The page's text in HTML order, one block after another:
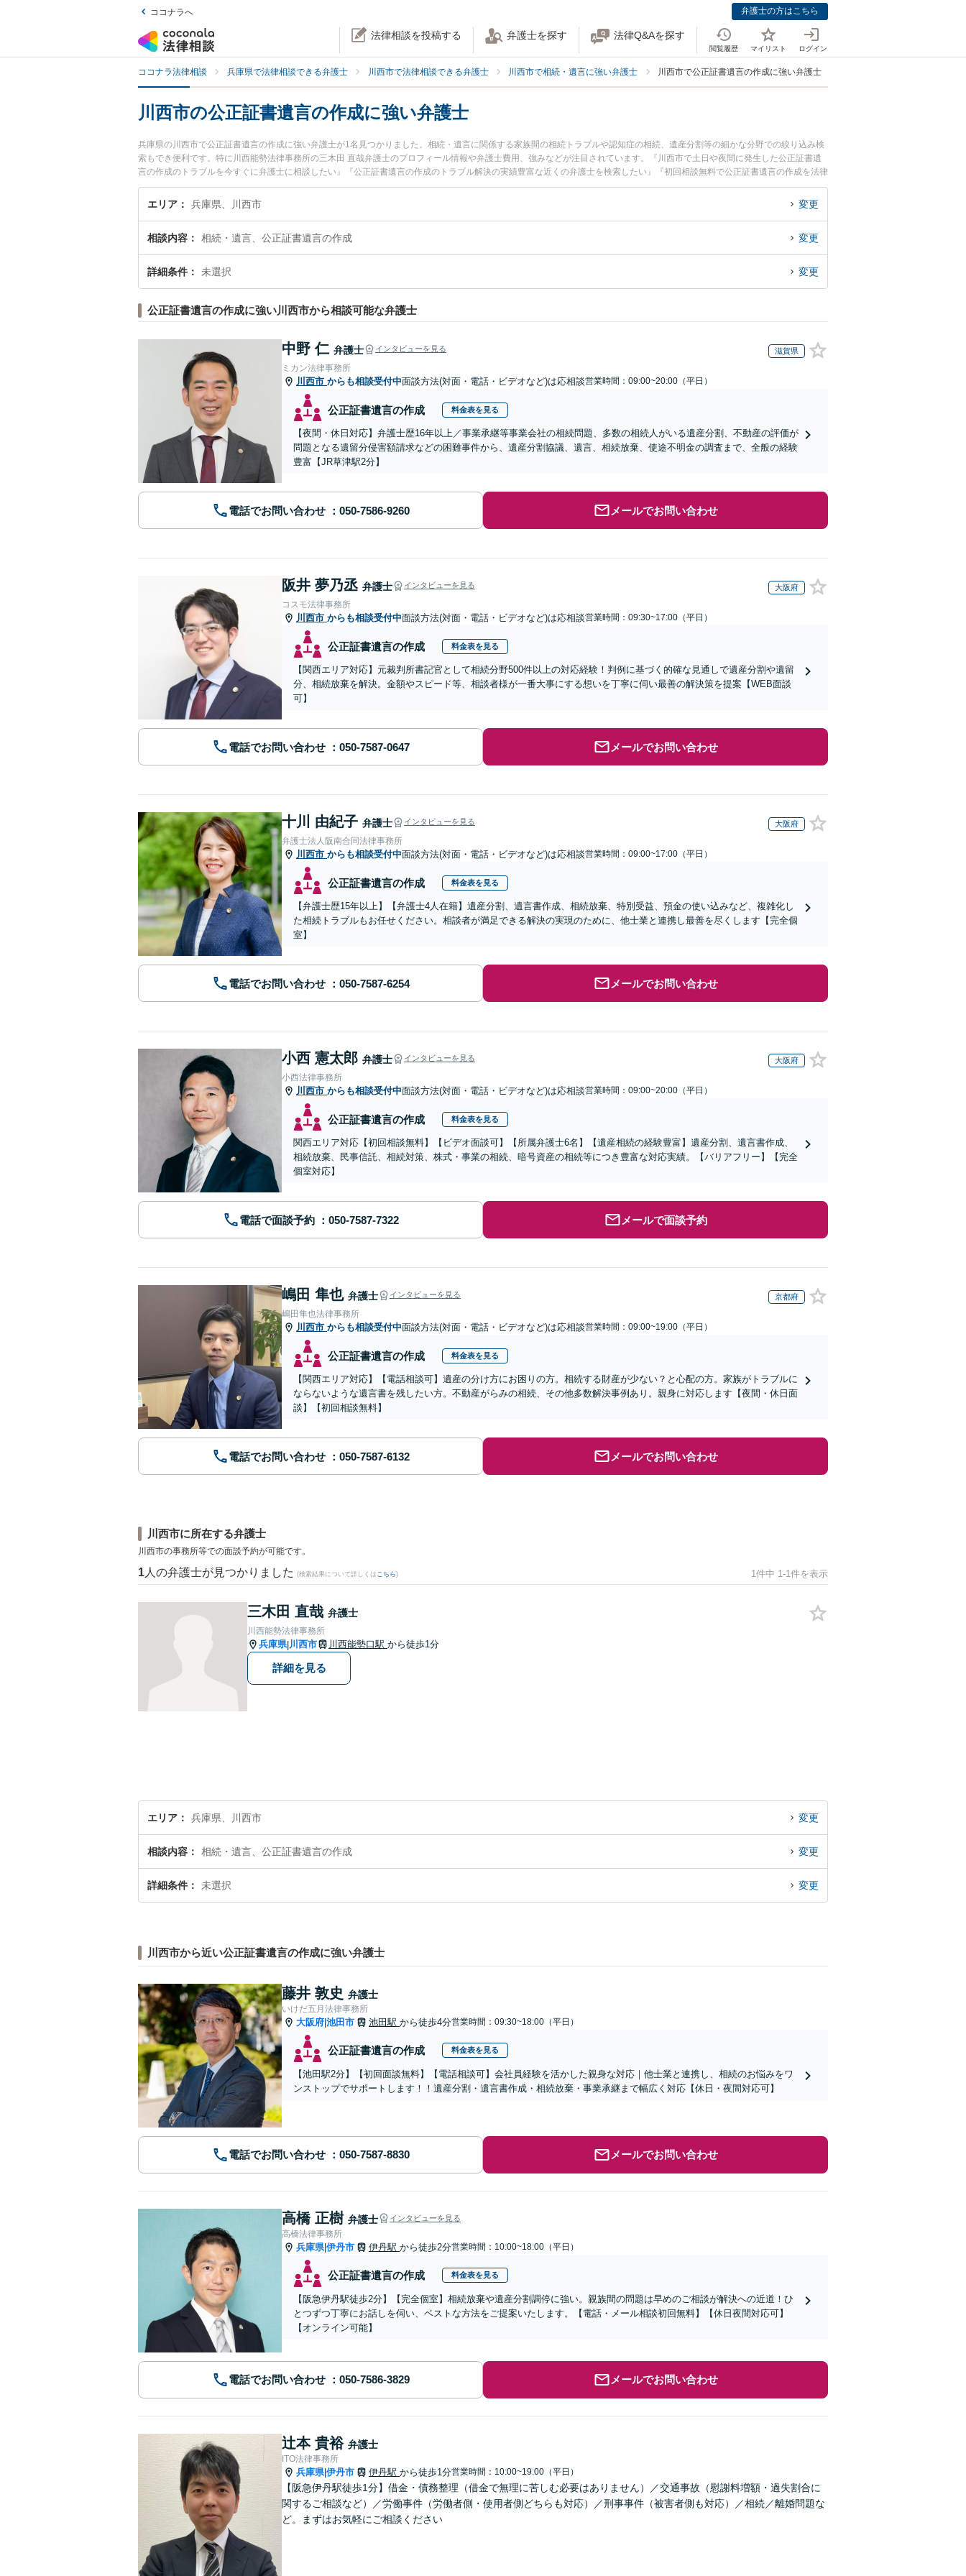
ココナラへ 弁護士の方はこちら
法律相談を投稿する 弁護士を探す 法律Q&Aを探す
閲覧履歴 マイリスト ログイン
ココナラ法律相談 兵庫県で法律相談できる弁護士 川西市で法律相談できる弁護士 川西市で相続・遺言に強い弁護士 川西市で公正証書遺言の作成に強い弁護士
川西市の公正証書遺言の作成に強い弁護士
兵庫県の川西市で公正証書遺言の作成に強い弁護士が1名見つかりました。相続・遺言に関係する家族間の相続トラブルや認知症の相続、遺産分割等の細かな分野での絞り込み検
索もでき便利です。特に川西能勢法律事務所の三木田 直哉弁護士のプロフィール情報や弁護士費用、強みなどが注目されています。『川西市で土日や夜間に発生した公正証書遺
言の作成のトラブルを今すぐに弁護士に相談したい』『公正証書遺言の作成のトラブル解決の実績豊富な近くの弁護士を検索したい』『初回相談無料で公正証書遺言の作成を法律
相談できる川西市内の弁護士に相談予約したい』などでお困りの相談者さんにおすすめです。
エリア 兵庫県、川西市 変更
相談内容 相続・遺言、公正証書遺言の作成 変更
詳細条件 未選択 変更
公正証書遺言の作成に強い川西市から相談可能な弁護士
中野 仁 弁護士 インタビューを見る 滋賀県
ミカン法律事務所
川西市 からも相談受付中面談方法(対面・電話・ビデオなど)は応相談営業時間：09:00~20:00（平日）
公正証書遺言の作成 料金表を見る
【夜間・休日対応】弁護士歴16年以上／事業承継等事業会社の相続問題、多数の相続人がいる遺産分割、不動産の評価が
問題となる遺留分侵害額請求などの困難事件から、遺産分割協議、遺言、相続放棄、使途不明金の調査まで、全般の経験
豊富【JR草津駅2分】
電話でお問い合わせ メールでお問い合わせ
阪井 夢乃丞 弁護士 インタビューを見る 大阪府
コスモ法律事務所
川西市 からも相談受付中面談方法(対面・電話・ビデオなど)は応相談営業時間：09:30~17:00（平日）
公正証書遺言の作成 料金表を見る
【関西エリア対応】元裁判所書記官として相続分野500件以上の対応経験！判例に基づく的確な見通しで遺産分割や遺留
分、相続放棄を解決。金額やスピード等、相談者様が一番大事にする想いを丁寧に伺い最善の解決策を提案【WEB面談
可】
電話でお問い合わせ メールでお問い合わせ
十川 由紀子 弁護士 インタビューを見る 大阪府
弁護士法人阪南合同法律事務所
川西市 からも相談受付中面談方法(対面・電話・ビデオなど)は応相談営業時間：09:00~17:00（平日）
公正証書遺言の作成 料金表を見る
【弁護士歴15年以上】【弁護士4人在籍】遺産分割、遺言書作成、相続放棄、特別受益、預金の使い込みなど、複雑化し
た相続トラブルもお任せください。相談者が満足できる解決の実現のために、他士業と連携し最善を尽くします【完全個
室】
電話でお問い合わせ メールでお問い合わせ
小西 憲太郎 弁護士 インタビューを見る 大阪府
小西法律事務所
川西市 からも相談受付中面談方法(対面・電話・ビデオなど)は応相談営業時間：09:00~20:00（平日）
公正証書遺言の作成 料金表を見る
関西エリア対応【初回相談無料】【ビデオ面談可】【所属弁護士6名】【遺産相続の経験豊富】遺産分割、遺言書作成、
相続放棄、民事信託、相続対策、株式・事業の相続、暗号資産の相続等につき豊富な対応実績。【バリアフリー】【完全
個室対応】
電話で面談予約 メールで面談予約
嶋田 隼也 弁護士 インタビューを見る 京都府
嶋田隼也法律事務所
川西市 からも相談受付中面談方法(対面・電話・ビデオなど)は応相談営業時間：09:00~19:00（平日）
公正証書遺言の作成 料金表を見る
【関西エリア対応】【電話相談可】遺産の分け方にお困りの方。相続する財産が少ない？と心配の方。家族がトラブルに
ならないような遺言書を残したい方。不動産がらみの相続、その他多数解決事例あり。親身に対応します【夜間・休日面
談】【初回相談無料】
電話でお問い合わせ メールでお問い合わせ
川西市に所在する弁護士
川西市の事務所等での面談予約が可能です。
1 人の弁護士が見つかりました (検索結果について詳しくは こちら) 1件中 1-1件を表示
三木田 直哉 弁護士
川西能勢法律事務所
兵庫県|川西市 川西能勢口駅 から徒歩1分
詳細を見る
エリア 兵庫県、川西市 変更
相談内容 相続・遺言、公正証書遺言の作成 変更
詳細条件 未選択 変更
川西市から近い公正証書遺言の作成に強い弁護士
藤井 敦史 弁護士
いけだ五月法律事務所
大阪府 池田市 池田駅 から徒歩4分営業時間：09:30~18:00（平日）
公正証書遺言の作成 料金表を見る
【池田駅2分】【初回面談無料】【電話相談可】会社員経験を活かした親身な対応｜他士業と連携し、相続のお悩みをワ
ンストップでサポートします！！遺産分割・遺言書作成・相続放棄・事業承継まで幅広く対応【休日・夜間対応可】
電話でお問い合わせ メールでお問い合わせ
高橋 正樹 弁護士 インタビューを見る
高橋法律事務所
兵庫県|伊丹市 伊丹駅 から徒歩2分営業時間：10:00~18:00（平日）
公正証書遺言の作成 料金表を見る
【阪急伊丹駅徒歩2分】【完全個室】相続放棄や遺産分割調停に強い。親族間の問題は早めのご相談が解決への近道！ひ
とつずつ丁寧にお話しを伺い、ベストな方法をご提案いたします。【電話・メール相談初回無料】【休日夜間対応可】
【オンライン可能】
電話でお問い合わせ メールでお問い合わせ
辻本 貴裕 弁護士
ITO法律事務所
兵庫県|伊丹市 伊丹駅 から徒歩1分営業時間：10:00~19:00（平日）
【阪急伊丹駅徒歩1分】借金・債務整理（借金で無理に苦しむ必要はありません）／交通事故（慰謝料増額・過失割合に
関するご相談など）／労働事件（労働者側・使用者側どちらも対応）／刑事事件（被害者側も対応）／相続／離婚問題な
ど。まずはお気軽にご相談ください